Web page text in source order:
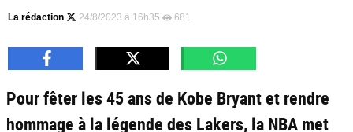
La rédaction 24/8/2023 à 16h35 681
Pour fêter les 45 ans de Kobe Bryant et rendre
hommage à la légende des Lakers, la NBA met